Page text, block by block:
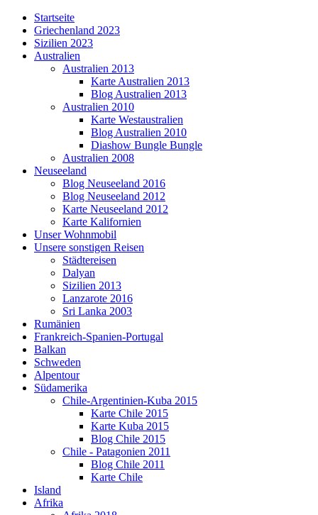
Startseite
Griechenland 2023
Sizilien 2023
Australien
Australien 2013
Karte Australien 2013
Blog Australien 2013
Australien 2010
Karte Westaustralien
Blog Australien 2010
Diashow Bungle Bungle
Australien 2008
Neuseeland
Blog Neuseeland 2016
Blog Neuseeland 2012
Karte Neuseeland 2012
Karte Kalifornien
Unser Wohnmobil
Unsere sonstigen Reisen
Städtereisen
Dalyan
Sizilien 2013
Lanzarote 2016
Sri Lanka 2003
Rumänien
Frankreich-Spanien-Portugal
Balkan
Schweden
Alpentour
Südamerika
Chile-Argentinien-Kuba 2015
Karte Chile 2015
Karte Kuba 2015
Blog Chile 2015
Chile - Patagonien 2011
Blog Chile 2011
Karte Chile
Island
Afrika